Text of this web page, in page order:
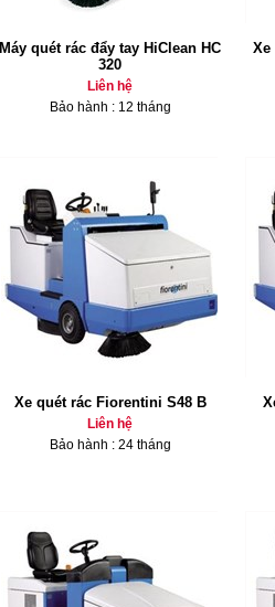
Máy quét rác đẩy tay HiClean HC
320
Liên hệ
Bảo hành : 12 tháng
Xe
Xe quét rác Fiorentini S48 B
Liên hệ
Bảo hành : 24 tháng